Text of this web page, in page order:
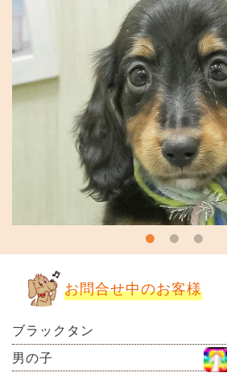
お問合せ中のお客様
ブラックタン
男の子